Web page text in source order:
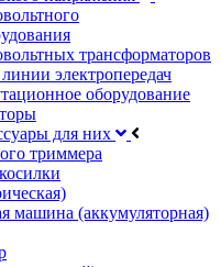
трансформаторов
электропередач
оборудование
для них
триммера
машина (аккумуляторная)